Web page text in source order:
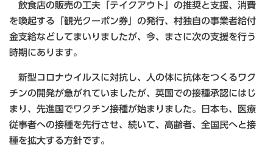
飲食店の販売の工夫「テイクアウト」の推奨と支援、消費
を喚起する「観光クーポン券」の発行、村独自の事業者給付
金支給などしてまいりましたが、今、まさに次の支援を行う
時期にあります。
新型コロナウイルスに対抗し、人の体に抗体をつくるワク
チンの開発が急がれていましたが、英国での接種承認にはじ
まり、先進国でワクチン接種が始まりました。日本も、医療
従事者への接種を先行させ、続いて、高齢者、全国民へと接
種を拡大する方針です。